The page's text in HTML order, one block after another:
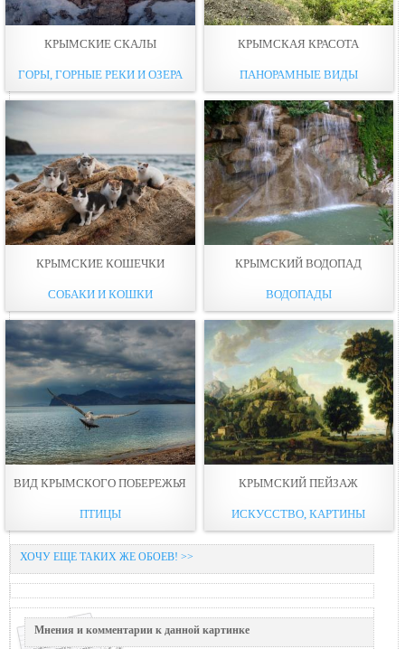
КРЫМСКИЕ СКАЛЫ
ГОРЫ, ГОРНЫЕ РЕКИ И ОЗЕРА
КРЫМСКАЯ КРАСОТА
ПАНОРАМНЫЕ ВИДЫ
КРЫМСКИЕ КОШЕЧКИ
СОБАКИ И КОШКИ
КРЫМСКИЙ ВОДОПАД
ВОДОПАДЫ
ВИД КРЫМСКОГО ПОБЕРЕЖЬЯ
ПТИЦЫ
КРЫМСКИЙ ПЕЙЗАЖ
ИСКУССТВО, КАРТИНЫ
ХОЧУ ЕЩЕ ТАКИХ ЖЕ ОБОЕВ! >>
Мнения и комментарии к данной картинке